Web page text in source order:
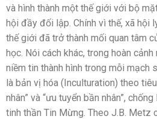
và hình thành một thế giới với bộ
hội đầy đối lập. Chính vì thế, xã hội
thế giới đã trở thành mối quan tâm
học. Nói cách khác, trong hoàn
niềm tin thành hình trong mỗi mạch
là bản vị hóa (Inculturation) theo
nhân” và “ưu tuyển bần nhân”,
tinh thần Tin Mừng. Theo J.B. Metz